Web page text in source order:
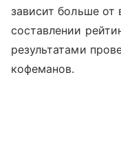
зависит больше от
составлении
результатами
кофеманов.